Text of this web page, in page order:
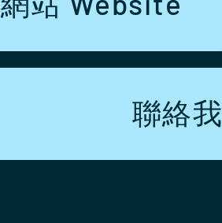
聯絡